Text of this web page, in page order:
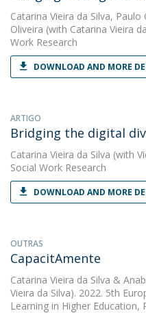
Catarina Vieira da Silva, Paulo
Oliveira (with Catarina Vieira
Work Research
DOWNLOAD AND MORE
ARTIGO
Bridging the digital
Catarina Vieira da Silva (with
Social Work Research
DOWNLOAD AND MORE
OUTRAS
CapacitAmente
Catarina Vieira da Silva &
Vieira da Silva). 2022. 5th
Learning in Higher